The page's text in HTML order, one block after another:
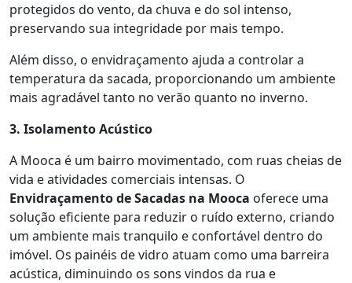
protegidos do vento, da chuva e do sol intenso,
preservando sua integridade por mais tempo.
Além disso, o envidraçamento ajuda a controlar a
temperatura da sacada, proporcionando um ambiente
mais agradável tanto no verão quanto no inverno.
3. Isolamento Acústico
A Mooca é um bairro movimentado, com ruas cheias de
vida e atividades comerciais intensas. O
Envidraçamento de Sacadas na Mooca oferece uma
solução eficiente para reduzir o ruído externo, criando
um ambiente mais tranquilo e confortável dentro do
imóvel. Os painéis de vidro atuam como uma barreira
acústica, diminuindo os sons vindos da rua e